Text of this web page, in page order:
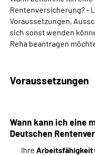
Über uns & Presse
Online-Services
Rentenversicherung? -
Voraussetzungen,
sich sonst wenden
Reha beantragen
Voraussetzungen
Wann kann ich eine
Deutschen
Ihre Arbeitsfähigkeit